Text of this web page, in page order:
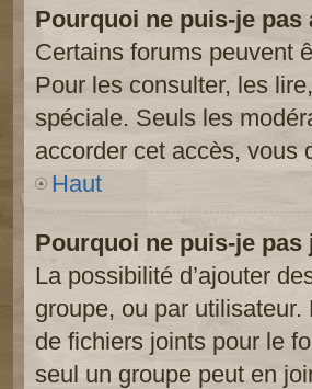
Pourquoi ne puis-je
Certains forums peuvent
Pour les consulter, les
spéciale. Seuls les
accorder cet accès, vous
Haut
Pourquoi ne puis-je
La possibilité d’ajouter
groupe, ou par utilisateur.
de fichiers joints pour le
seul un groupe peut en